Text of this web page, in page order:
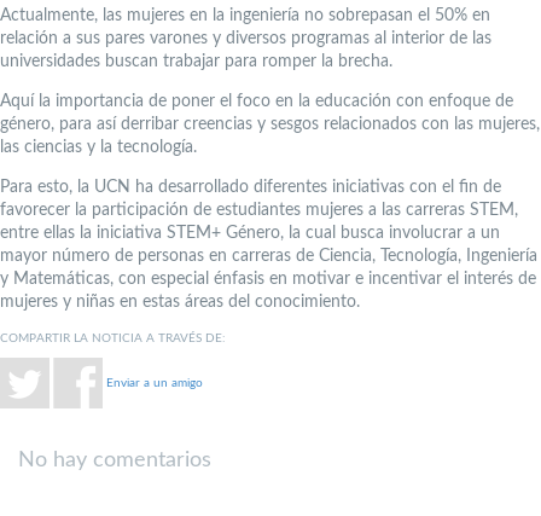
Actualmente, las mujeres en la ingeniería no sobrepasan el 50% en
relación a sus pares varones y diversos programas al interior de las
universidades buscan trabajar para romper la brecha.
Aquí la importancia de poner el foco en la educación con enfoque de
género, para así derribar creencias y sesgos relacionados con las mujeres,
las ciencias y la tecnología.
Para esto, la UCN ha desarrollado diferentes iniciativas con el fin de
favorecer la participación de estudiantes mujeres a las carreras STEM,
entre ellas la iniciativa STEM+ Género, la cual busca involucrar a un
mayor número de personas en carreras de Ciencia, Tecnología, Ingeniería
y Matemáticas, con especial énfasis en motivar e incentivar el interés de
mujeres y niñas en estas áreas del conocimiento.
COMPARTIR LA NOTICIA A TRAVÉS DE:
Enviar a un amigo
No hay comentarios